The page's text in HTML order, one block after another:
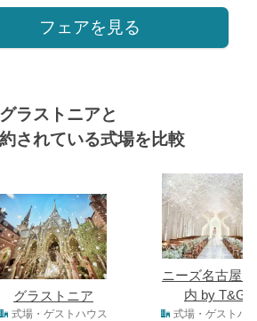
フェアを見る
グラストニアと
されている式場を比較
グラストニア
ニーズ名古屋
内 by T&G
式場・ゲストハウス 式場・ゲストハ